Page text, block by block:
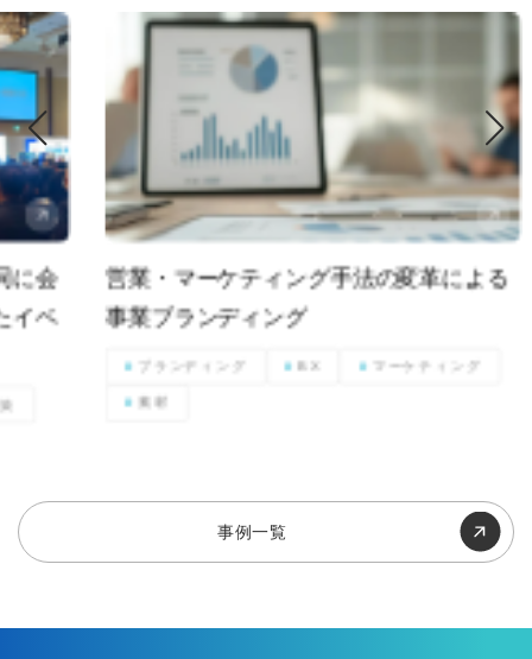
営業・マーケティング手法の変革による
事業ブランディング
ブランディング マーケティング
事例一覧